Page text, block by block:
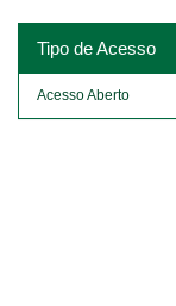
Tipo de Acesso
Acesso Aberto